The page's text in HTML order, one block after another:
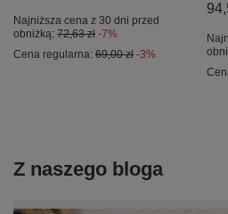
Najniższa cena z 30 dni przed
obniżką: 72,63 zł -7%
Cena regularna: 69,00 zł -3%
Z naszego bloga